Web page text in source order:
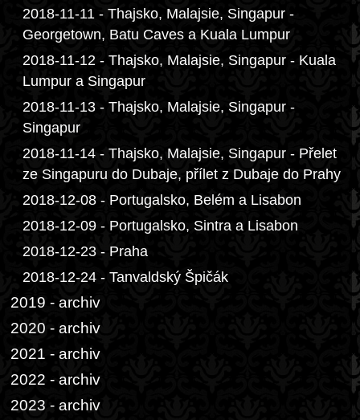
2018-11-11 - Thajsko, Malajsie, Singapur -
Georgetown, Batu Caves a Kuala Lumpur
2018-11-12 - Thajsko, Malajsie, Singapur - Kuala
Lumpur a Singapur
2018-11-13 - Thajsko, Malajsie, Singapur -
Singapur
2018-11-14 - Thajsko, Malajsie, Singapur - Přelet
ze Singapuru do Dubaje, přílet z Dubaje do Prahy
2018-12-08 - Portugalsko, Belém a Lisabon
2018-12-09 - Portugalsko, Sintra a Lisabon
2018-12-23 - Praha
2018-12-24 - Tanvaldský Špičák
2019 - archiv
2020 - archiv
2021 - archiv
2022 - archiv
2023 - archiv